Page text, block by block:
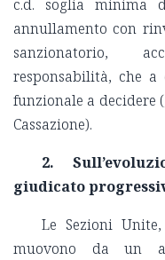
c.d. soglia minima
annullamento con
sanzionatorio,
responsabilità, che
funzionale a decidere
Cassazione).
2.
giudicato
Le Sezioni
muovono da un